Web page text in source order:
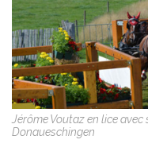
Jérôme Voutaz en lice avec
Donaueschingen